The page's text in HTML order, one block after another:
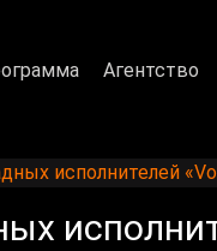
Агентство
исполнителей